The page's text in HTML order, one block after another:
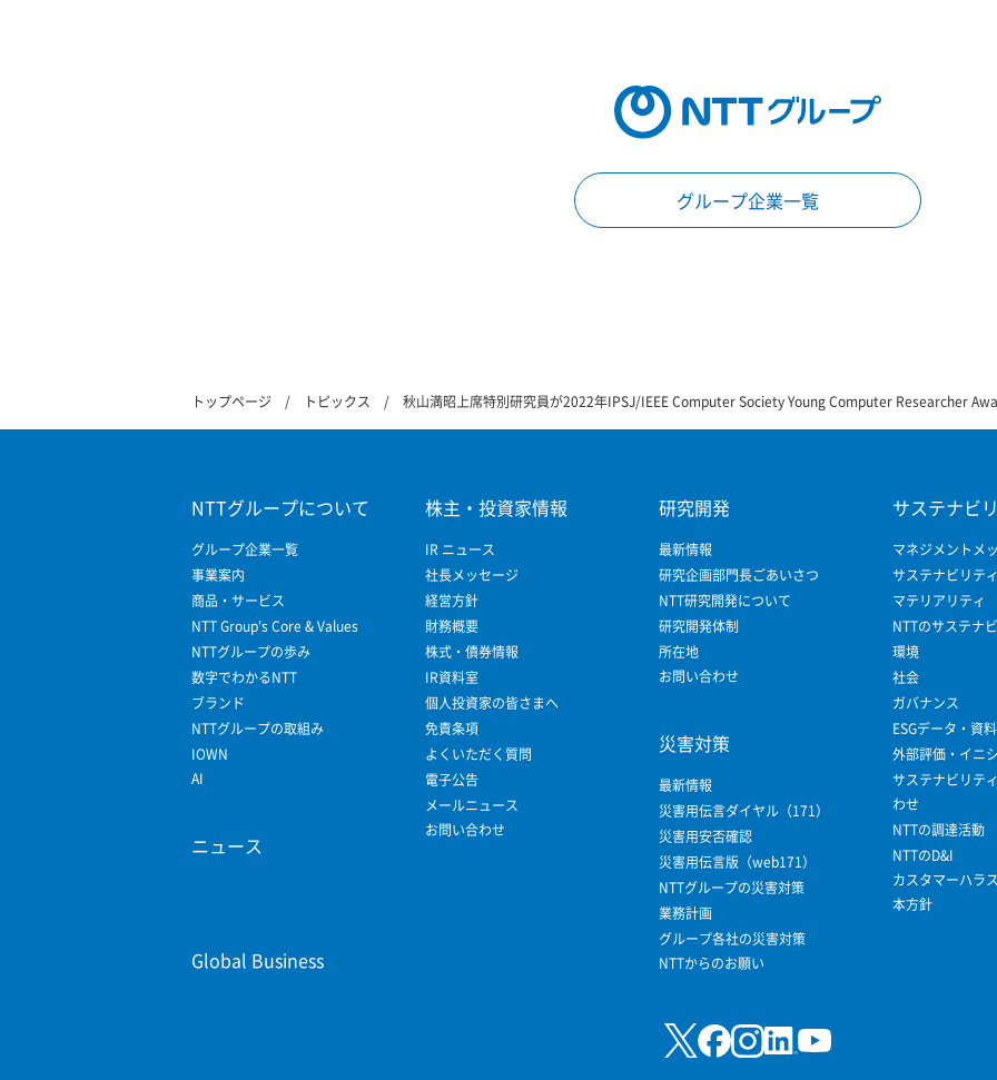
グループ企業一覧
トップページ トピックス 秋山満昭上席特別研究員が2022年IPSJ/IEEE Computer Society Young Computer Researcher
NTTグループについて
グループ企業一覧
事業案内
商品・サービス
NTT Group's Core & Values
NTTグループの歩み
数字でわかるNTT
ブランド
NTTグループの取組み
IOWN
AI
ニュース
Global Business
株主・投資家情報
IR ニュース
社長メッセージ
経営方針
財務概要
株式・債券情報
IR資料室
個人投資家の皆さまへ
免責条項
よくいただく質問
電子公告
メールニュース
お問い合わせ
研究開発
最新情報
研究企画部門長ごあいさつ
NTT研究開発について
研究開発体制
所在地
お問い合わせ
災害対策
最新情報
災害用伝言ダイヤル（171）
災害用安否確認
災害用伝言版（web171）
NTTグループの災害対策
業務計画
グループ各社の災害対策
NTTからのお願い
サステナビ
マネジメントメ
サステナビリテ
マテリアリティ
NTTのサステナ
環境
社会
ガバナンス
ESGデータ・資料
外部評価・イニ
サステナビリテ
わせ
NTTの調達活動
NTTのD&I
カスタマーハラ
本方針